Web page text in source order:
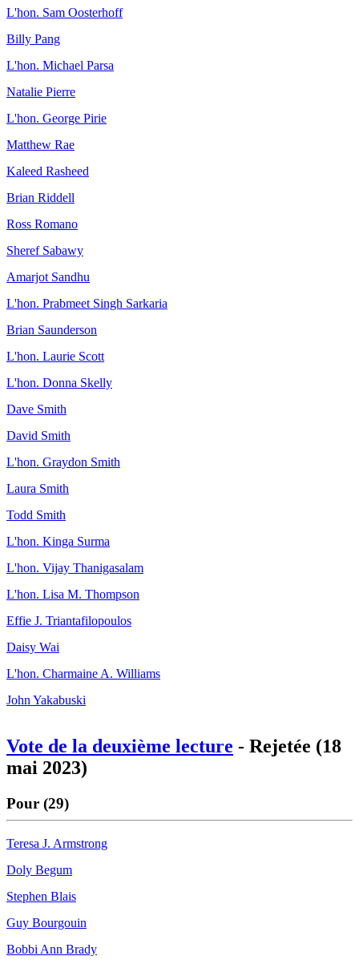
L'hon. Sam Oosterhoff
Billy Pang
L'hon. Michael Parsa
Natalie Pierre
L'hon. George Pirie
Matthew Rae
Kaleed Rasheed
Brian Riddell
Ross Romano
Sheref Sabawy
Amarjot Sandhu
L'hon. Prabmeet Singh Sarkaria
Brian Saunderson
L'hon. Laurie Scott
L'hon. Donna Skelly
Dave Smith
David Smith
L'hon. Graydon Smith
Laura Smith
Todd Smith
L'hon. Kinga Surma
L'hon. Vijay Thanigasalam
L'hon. Lisa M. Thompson
Effie J. Triantafilopoulos
Daisy Wai
L'hon. Charmaine A. Williams
John Yakabuski
Vote de la deuxième lecture - Rejetée (18
mai 2023)
Pour (29)
Teresa J. Armstrong
Doly Begum
Stephen Blais
Guy Bourgouin
Bobbi Ann Brady